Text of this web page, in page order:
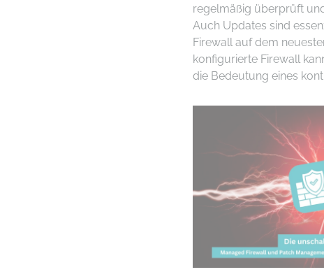
regelmäßig überprüft
Auch Updates sind
Firewall auf dem
konfigurierte Firewall
die Bedeutung eines